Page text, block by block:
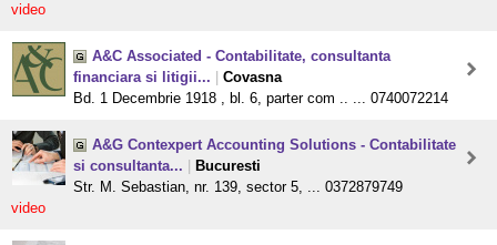
video
A&C Associated - Contabilitate, consultanta
financiara si litigii...
Covasna
Bd. 1 Decembrie 1918 , bl. 6, parter com .. ... 0740072214
A&G Contexpert Accounting Solutions - Contabilitate
si consultanta...
Bucuresti
Str. M. Sebastian, nr. 139, sector 5, ... 0372879749
video